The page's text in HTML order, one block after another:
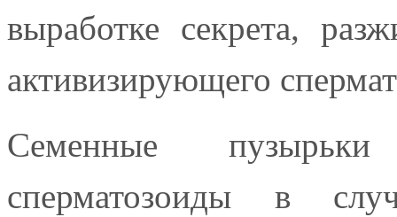
выработке секрета,
активизирующего
Семенные
сперматозоиды в